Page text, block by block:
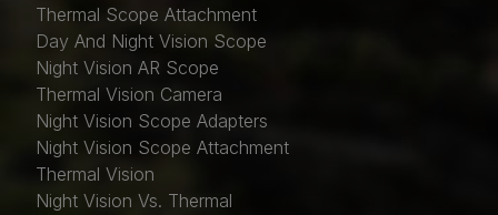
Thermal Scope Attachment
Day And Night Vision Scope
Night Vision AR Scope
Thermal Vision Camera
Night Vision Scope Adapters
Night Vision Scope Attachment
Thermal Vision
Night Vision Vs. Thermal